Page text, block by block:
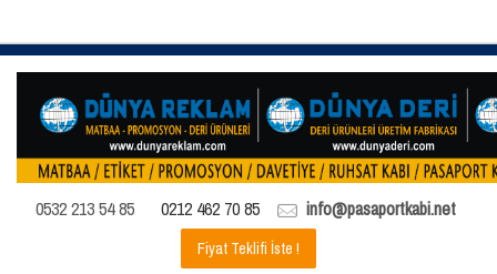
0532 213 54 85 0212 462 70 85 info@pasaportkabi.net
Fiyat Teklifi İste !